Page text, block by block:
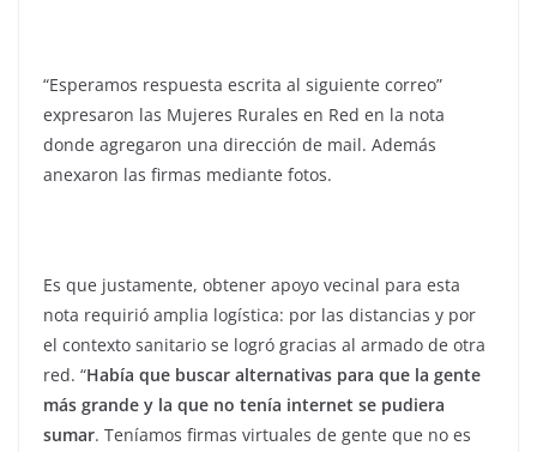
“Esperamos respuesta escrita al siguiente correo”
expresaron las Mujeres Rurales en Red en la nota
donde agregaron una dirección de mail. Además
anexaron las firmas mediante fotos.
Es que justamente, obtener apoyo vecinal para esta
nota requirió amplia logística: por las distancias y por
el contexto sanitario se logró gracias al armado de otra
red. “Había que buscar alternativas para que la gente
más grande y la que no tenía internet se pudiera
sumar. Teníamos firmas virtuales de gente que no es